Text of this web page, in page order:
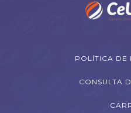
POLÍTICA DE
CONSULTA